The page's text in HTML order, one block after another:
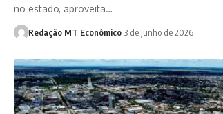
no estado, aproveita…
Redação MT Econômico 3 de junho de 2026